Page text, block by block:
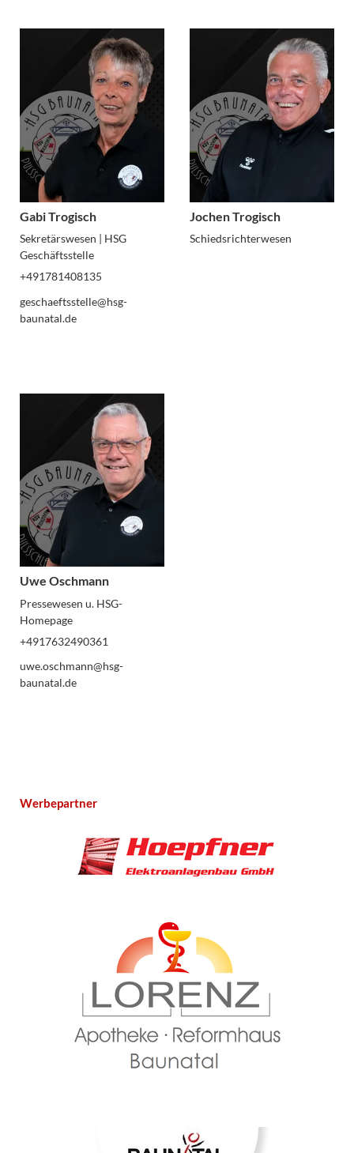
Gabi Trogisch
Sekretärswesen | HSG
Geschäftsstelle
+491781408135
geschaeftsstelle@hsg-
baunatal.de
Jochen Trogisch
Schiedsrichterwesen
Uwe Oschmann
Pressewesen u. HSG-
Homepage
+4917632490361
uwe.oschmann@hsg-
baunatal.de
Werbepartner